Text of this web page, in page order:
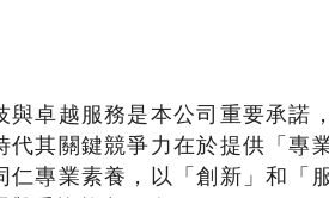
與卓越服務是本公司重要承諾
代其關鍵競爭力在於提供「專
仁專業素養，以「創新」和「